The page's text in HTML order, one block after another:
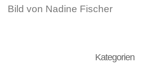
Bild von Nadine Fischer
Kategorien